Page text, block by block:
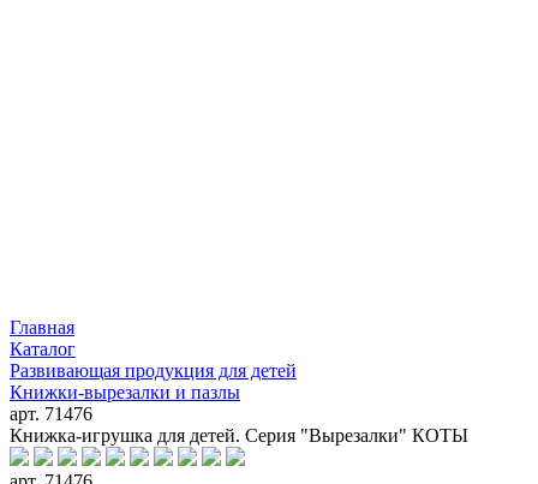
Главная
Каталог
Развивающая продукция для детей
Книжки-вырезалки и пазлы
арт. 71476
Книжка-игрушка для детей. Серия "Вырезалки" КОТЫ